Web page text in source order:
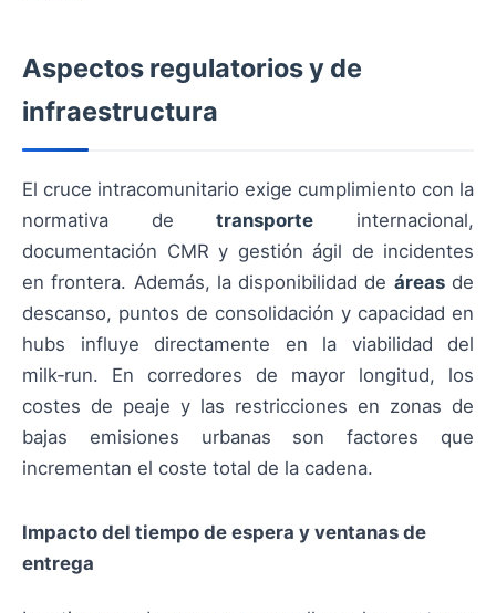
Aspectos regulatorios y de
infraestructura
El cruce intracomunitario exige cumplimiento con la
normativa detransporte internacional,
documentación CMR y gestión ágil de incidentes
en frontera. Además, la disponibilidad de áreasde
descanso, puntos de consolidación y capacidad en
hubs influye directamente en la viabilidad del
milk‑run. En corredores de mayor longitud, los
costes de peaje y las restricciones en zonas de
bajas emisiones urbanas son factores que
incrementan el coste total de la cadena.
Impacto del tiempo de espera y ventanas de
entrega